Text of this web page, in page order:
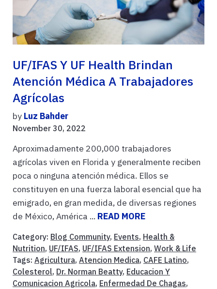
UF/IFAS Y UF Health Brindan
Atención Médica A Trabajadores
Agrícolas
by Luz Bahder
November 30, 2022
Aproximadamente 200,000 trabajadores
agrícolas viven en Florida y generalmente reciben
poca o ninguna atención médica. Ellos se
constituyen en una fuerza laboral esencial que ha
emigrado, en gran medida, de diversas regiones
de México, América ... READ MORE
Category: Blog Community, Events, Health &
Nutrition, UF/IFAS, UF/IFAS Extension, Work & Life
Tags: Agricultura, Atencion Medica, CAFE Latino,
Colesterol, Dr. Norman Beatty, Educacion Y
Comunicacion Agricola, Enfermedad De Chagas,